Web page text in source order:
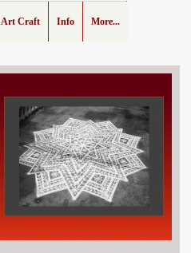
Art Craft Info More...